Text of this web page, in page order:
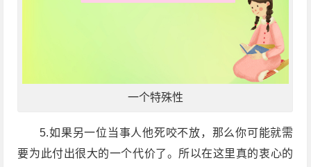
一个特殊性
5.如果另一位当事人他死咬不放，那么你可能就需
要为此付出很大的一个代价了。所以在这里真的衷心的